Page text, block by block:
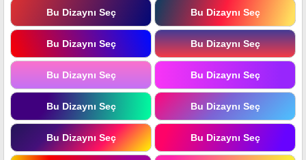
Bu Dizaynı Seç Bu Dizaynı Seç
Bu Dizaynı Seç Bu Dizaynı Seç
Bu Dizaynı Seç Bu Dizaynı Seç
Bu Dizaynı Seç Bu Dizaynı Seç
Bu Dizaynı Seç Bu Dizaynı Seç